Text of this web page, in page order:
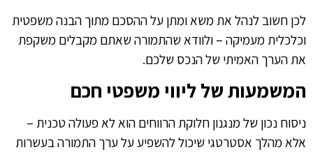
לכן חשוב לנהל את משא ומתן על ההסכם מתוך הבנה משפטית
וכלכלית מעמיקה – ולוודא שהתמורה שאתם מקבלים משקפת
את הערך האמיתי של הנכס שלכם.
המשמעות של ליווי משפטי חכם
ניסוח נכון של מנגנון חלוקת הרווחים הוא לא פעולה טכנית –
אלא מהלך אסטרטגי שיכול להשפיע על ערך התמורה בעשרות